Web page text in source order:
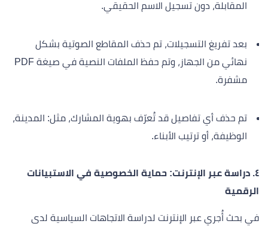
المقابلة، دون تسجيل الاسم الحقيقي.
بعد تفريغ التسجيلات، تم حذف المقاطع الصوتية بشكل
نهائي من الجهاز، وتم حفظ الملفات النصية في صيغة PDF
مشفرة.
تم حذف أي تفاصيل قد تُعرّف بهوية المشارك، مثل: المدينة،
الوظيفة، أو ترتيب الأبناء.
٤. دراسة عبر الإنترنت: حماية الخصوصية في الاستبيانات
الرقمية
في بحث أُجري عبر الإنترنت لدراسة الاتجاهات السياسية لدى